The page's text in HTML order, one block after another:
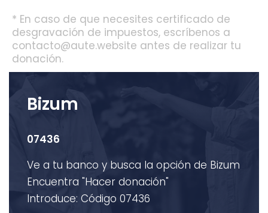
* En caso de que necesites certificado de
desgravación de impuestos, escríbenos a
contacto@aute.website antes de realizar tu
donación.
Bizum
07436
Ve a tu banco y busca la opción de Bizum
Encuentra "Hacer donación"
Introduce: Código 07436